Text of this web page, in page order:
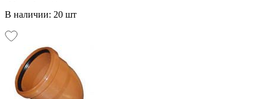
В наличии: 20 шт